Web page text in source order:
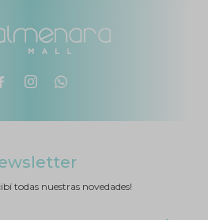
 
todas nuestras novedades!